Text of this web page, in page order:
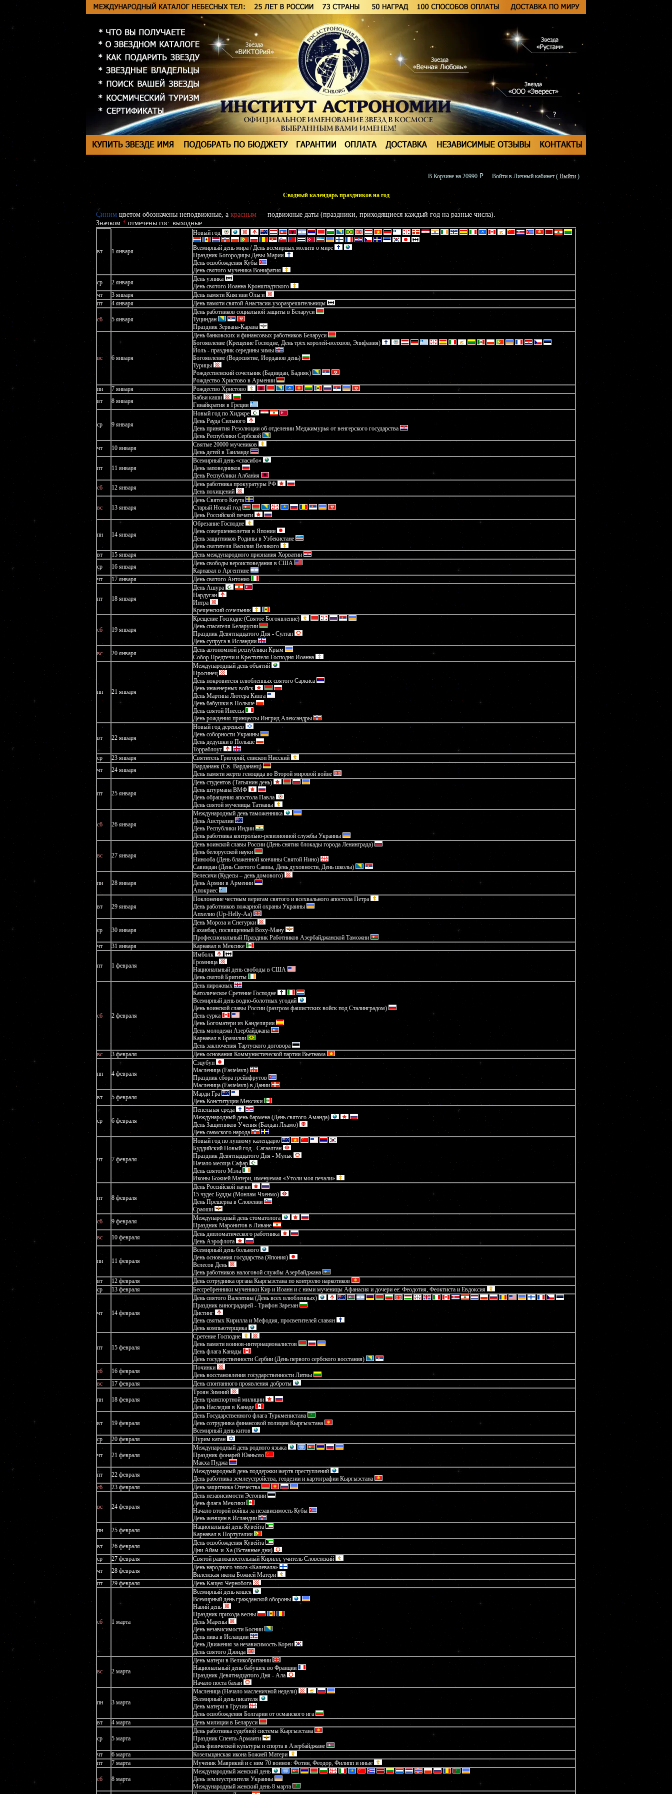
В Корзине на 20990 Войти в Личный кабинет ( Выйти )
Сводный календарь праздников на год
Синим цветом обозначены неподвижные, а красным — подвижные даты (праздники, приходящиеся каждый год на разные числа).
Значком * отмечены гос. выходные.
вт 1 января
Новый год
Всемирный день мира / День всемирных молитв о мире
Праздник Богородицы Девы Марии
День освобождения Кубы
День святого мученика Вонифатия
ср
2 января
День узника
День святого Иоанна Кронштадтского
чт
3 января
День памяти Княгини Ольги
пт
4 января День памяти святой Анастасии-узоразрешительницы
сб 5 января
День работников социальной защиты в Беларуси
Туциндан
Праздник Зервана-Карана
вс 6 января
День банковских и финансовых работников Беларуси
Богоявление (Крещение Господне, День трех королей-волхвов, Эпифания)
Йоль - праздник середины зимы
Богоявление (Водосвятие, Иорданов день)
Турицы
Рождественский сочельник (Баднидан, Бадняк)
Рождество Христово в Армении
пн
7 января
Рождество Христово
вт
8 января
Бабьи каши
Гинайкратия в Греции
ср 9 января
Новый год по Хиджре
День Рауда Сильного
День принятия Резолюции об отделении Меджимурья от венгерского государства
День Республики Сербской
чт
10 января
Святые 20000 мучеников
День детей в Таиланде
пт 11 января
Всемирный день «спасибо»
День заповедников
День Республики Албания
сб
12 января
День работника прокуратуры РФ
День похищений
вс 13 января
День Святого Кнута
Cтарый Новый год
День Российской печати
пн 14 января
Обрезание Господне
День совершеннолетия в Японии
День защитников Родины в Узбекистане
День святителя Василия Великого
вт
15 января
День международного признания Хорватии
ср
16 января
День свободы вероисповедания в США
Карнавал в Аргентине
чт
17 января День святого Антонио
пт 18 января
День Ашура
Нардуган
Интра
Крещенский сочельник
сб 19 января
Крещение Господне (Святое Богоявление)
День спасателя Беларусии
Праздник Девятнадцатого Дня - Султан
День супруга в Исландии
вс
20 января
День автономной республики Крым
Собор Предтечи и Крестителя Господня Иоанна
пн 21 января
Международный день объятий
Просинец
День покровителя влюбленных святого Саркиса
День инженерных войск
День Мартина Лютера Кинга
День бабушки в Польше
День святой Инессы
День рождения принцессы Ингрид Александры
вт 22 января
Новый год деревьев
День соборности Украины
День дедушки в Польше
Торраблоут
ср
23 января
Святитель Григорий, епископ Нисский
чт
24 января
Вардананк (Св. Вардананц)
День памяти жертв геноцида во Второй мировой войне
пт 25 января
День студентов (Татьянин день)
День штурмана ВМФ
День обращения апостола Павла
День святой мученицы Татианы
сб 26 января
Международный день таможенника
День Австралии
День Республики Индии
День работника контрольно-ревизионной службы Украины
вс 27 января
День воинской славы России (День снятия блокады города Ленинграда)
День белорусской науки
Нинооба (День блаженной кончины Святой Нино)
Савиндан (День Святого Саввы, День духовности, День школы)
пн 28 января
Велесичи (Кудесы – день домового)
День Армии в Армении
Апокриес
вт 29 января
Поклонение честным веригам святого и всехвального апостола Петра
День работников пожарной охраны Украины
Апхелио (Up-Helly-Aa)
ср 30 января
День Мороза и Снегурки
Гаханбар, посвященный Воху-Ману
Профессиональный Праздник Работников Азербайджанской Таможни
чт
31 января Карнавал в Мексике
пт 1 февраля
Имболк
Громница
Национальный день свободы в США
День святой Бригиты
сб 2 февраля
День пирожных
Католическое Сретение Господне
Всемирный день водно-болотных угодий
День воинской славы России (разгром фашистских войск под Сталинградом)
День сурка
День Богоматери из Канделярии
День молодежи Азербайджана
Карнавал в Бразилии
День заключения Тартуского договора
вс
3 февраля День основания Коммунистической партии Вьетнама
пн 4 февраля
Сэцубун
Масленица (Fastelavn)
Праздник сбора грейпфрутов
Масленица (Fastelavn) в Дании
вт
5 февраля
Марди Гра
День Конституции Мексики
ср 6 февраля
Пепельная среда
Международный день бармена (День святого Аманда)
День Защитников Учения (Балдан Лхамо)
День саамского народа
чт 7 февраля
Новый год по лунному календарю
Буддийский Новый год - Сагаалган
Праздник Девятнадцатого Дня - Мульк
Начало месяца Сафар
День святого Мэла
Иконы Божией Матери, именуемая «Утоли моя печали»
пт 8 февраля
День Российской науки
15 чудес Будды (Монлам Чхенмо)
День Прешерна в Словении
Сраоши
сб
9 февраля
Международный день стоматолога
Праздник Маронитов в Ливане
вс
10 февраля
День дипломатического работника
День Аэрофлота
пн 11 февраля
Всемирный день больного
День основания государства (Япония)
Велесов День
День работников налоговой службы Азербайджана
вт
12 февраля
День сотрудника органа Кыргызстана по контролю наркотиков
ср
13 февраля Бессребренники мученики Кир и Иоанн и с ними мученицы Афанасия и дочери ее: Феодотия, Феоктиста и Евдоксия
чт 14 февраля
День святого Валентина (День всех влюбленных)
Праздник виноградарей - Трифон Зарезан
Дистинг
День святых Кирилла и Мефодия, просветителей славян
День компьютерщика
пт 15 февраля
Сретение Господне
День памяти воинов-интернационалистов
День флага Канады
День государственности Сербии (День первого сербского восстания)
сб
16 февраля
Починки
День восстановления государственности Литвы
вс
17 февраля День спонтанного проявления доброты
пн 18 февраля
Троян Зимний
День транспортной милиции
День Наследия в Канаде
вт 19 февраля
День Государственного флага Туркменистана
День сотрудника финансовой полиции Кыргызстана
Всемирный день китов
ср
20 февраля Пурим катан
чт 21 февраля
Международный день родного языка
Праздник фонарей Юаньсяо
Макха Пуджа
пт
22 февраля
Международный день поддержки жертв преступлений
День работника землеустройства, геодезии и картографии Кыргызстана
сб
23 февраля День защитника Отечества
вс 24 февраля
День независимости Эстонии
День флага Мексики
Начало второй войны за независимость Кубы
День женщин в Исландии
пн
25 февраля
Национальный день Кувейта
Карнавал в Португалии
вт
26 февраля
День освобождения Кувейта
Дни Айам-и-Ха (Вставные дни)
ср
27 февраля
Святой равноапостольный Кирилл, учитель Словенский
чт
28 февраля
День народного эпоса «Калевала»
Виленская икона Божией Матери
пт
29 февраля День Кащея-Чернобога
сб 1 марта
Всемирный день кошек
Всемирный день гражданской обороны
Навий день
Праздник прихода весны
День Марены
День независимости Боснии
День пива в Исландии
День Движения за независимость Кореи
День святого Дэвида
вс 2 марта
День матери в Великобритании
Национальный день бабушек во Франции
Праздник Девятнадцатого Дня - Ала
Начало поста бахаи
пн 3 марта
Масленица (Начало масленичной недели)
Всемирный день писателя
День матери в Грузии
День освобождения Болгарии от османского ига
вт
4 марта День милиции в Беларуси
ср 5 марта
День работника судебной системы Кыргызстана
Праздник Спента-Армаити
День физической культуры и спорта в Азербайджане
чт
6 марта
Козельщанская икона Божией Матери
пт
7 марта Мученик Маврикий и с ним 70 воинов: Фотин, Феодор, Филипп и иные
сб 8 марта
Международный женский день
День землеустроителя Украины
Международный женский день 8 марта